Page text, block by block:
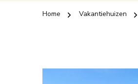
Home Vakantiehuizen